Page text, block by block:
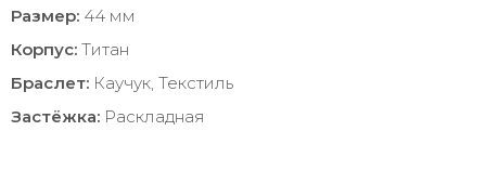
Размер: 44 мм
Корпус: Титан
Браслет: Каучук, Текстиль
Застёжка: Раскладная